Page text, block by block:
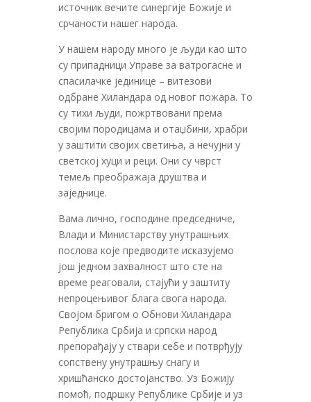
источник вечите синергије Божије и
срчаности нашег народа.
У нашем народу много је људи као што
су припадници Управе за ватрогасне и
спасилачке јединице – витезови
одбране Хиландара од новог пожара. То
су тихи људи, пожртвовани према
својим породицама и отаџбини, храбри
у заштити својих светиња, а нечујни у
светској хуци и реци. Они су чврст
темељ преображаја друштва и
заједнице.
Вама лично, господине председниче,
Влади и Министарству унутрашњих
послова које предводите исказујемо
још једном захвалност што сте на
време реаговали, стајући у заштиту
непроцењивог блага свога народа.
Својом бригом о Обнови Хиландара
Република Србија и српски народ
препорађају у ствари себе и потврђују
сопствену унутрашњу снагу и
хришћанско достојанство. Уз Божију
помоћ, подршку Републике Србије и уз